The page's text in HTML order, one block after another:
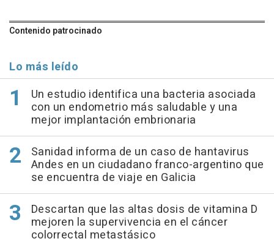
Contenido patrocinado
Lo más leído
Un estudio identifica una bacteria asociada
con un endometrio más saludable y una
mejor implantación embrionaria
Sanidad informa de un caso de hantavirus
Andes en un ciudadano franco-argentino que
se encuentra de viaje en Galicia
Descartan que las altas dosis de vitamina D
mejoren la supervivencia en el cáncer
colorrectal metastásico